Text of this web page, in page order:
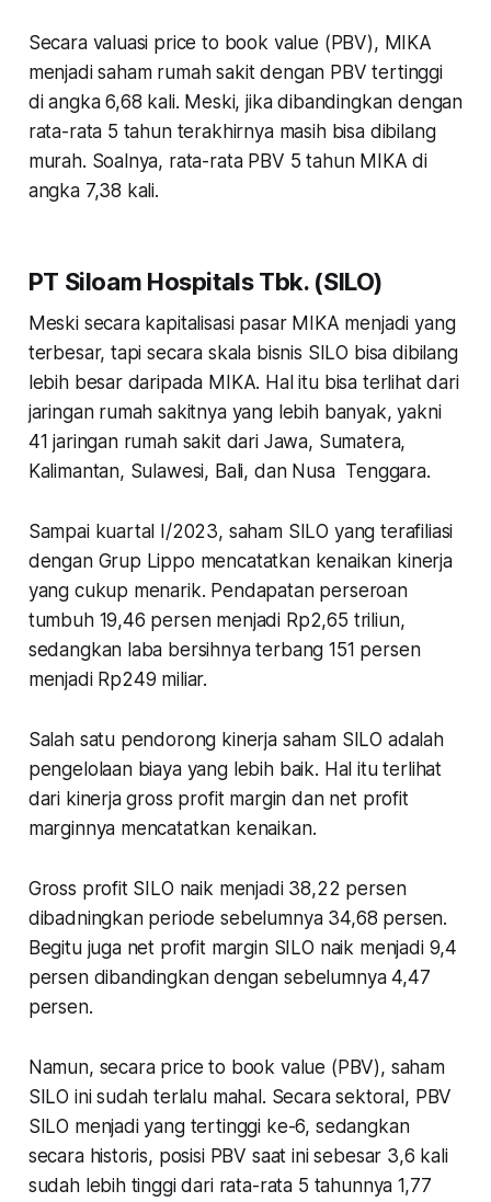
Secara valuasi price to book value (PBV), MIKA
menjadi saham rumah sakit dengan PBV tertinggi
di angka 6,68 kali. Meski, jika dibandingkan dengan
rata-rata 5 tahun terakhirnya masih bisa dibilang
murah. Soalnya, rata-rata PBV 5 tahun MIKA di
angka 7,38 kali.
PT Siloam Hospitals Tbk. (SILO)
Meski secara kapitalisasi pasar MIKA menjadi yang
terbesar, tapi secara skala bisnis SILO bisa dibilang
lebih besar daripada MIKA. Hal itu bisa terlihat dari
jaringan rumah sakitnya yang lebih banyak, yakni
41 jaringan rumah sakit dari Jawa, Sumatera,
Kalimantan, Sulawesi, Bali, dan Nusa Tenggara.
Sampai kuartal I/2023, saham SILO yang terafiliasi
dengan Grup Lippo mencatatkan kenaikan kinerja
yang cukup menarik. Pendapatan perseroan
tumbuh 19,46 persen menjadi Rp2,65 triliun,
sedangkan laba bersihnya terbang 151 persen
menjadi Rp249 miliar.
Salah satu pendorong kinerja saham SILO adalah
pengelolaan biaya yang lebih baik. Hal itu terlihat
dari kinerja gross profit margin dan net profit
marginnya mencatatkan kenaikan.
Gross profit SILO naik menjadi 38,22 persen
dibadningkan periode sebelumnya 34,68 persen.
Begitu juga net profit margin SILO naik menjadi 9,4
persen dibandingkan dengan sebelumnya 4,47
persen.
Namun, secara price to book value (PBV), saham
SILO ini sudah terlalu mahal. Secara sektoral, PBV
SILO menjadi yang tertinggi ke-6, sedangkan
secara historis, posisi PBV saat ini sebesar 3,6 kali
sudah lebih tinggi dari rata-rata 5 tahunnya 1,77